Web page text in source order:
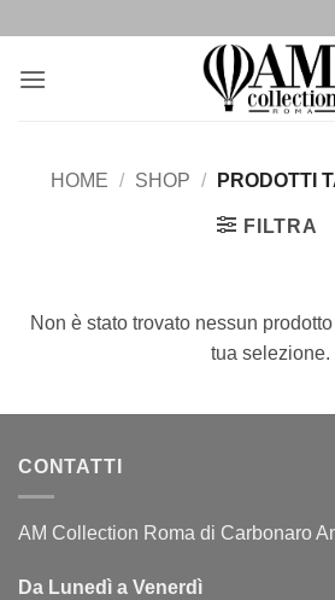
contenuti
HOME / SHOP / PRODOTTI
FILTRA
Non è stato trovato nessun
tua selezione.
CONTATTI
AM Collection Roma di Carbonaro
Da Lunedì a Venerdì